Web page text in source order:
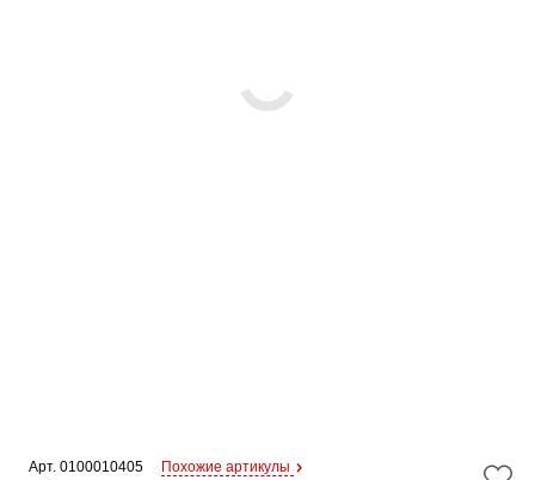
Арт. 0100010405
Похожие артикулы